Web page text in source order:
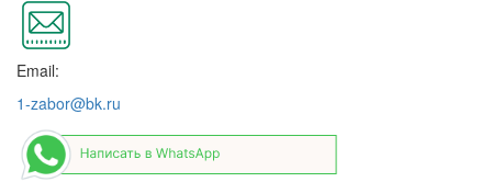
Email:
1-zabor@bk.ru